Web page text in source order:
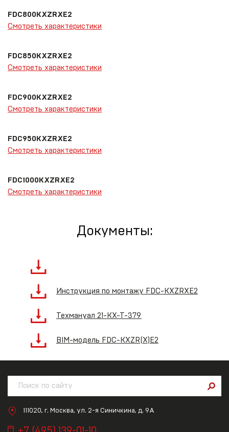
FDC800KXZRXE2
Смотреть характеристики
FDC850KXZRXE2
Смотреть характеристики
FDC900KXZRXE2
Смотреть характеристики
FDC950KXZRXE2
Смотреть характеристики
FDC1000KXZRXE2
Смотреть характеристики
Документы:
Инструкция по монтажу FDC-KXZRXE2
Техмануал 21-KX-T-379
BIM-модель FDC-KXZR(X)E2
111020, г. Москва, ул. 2-я Синичкина, д. 9А